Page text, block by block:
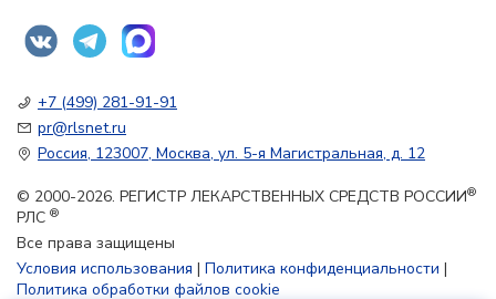
+7 (499) 281-91-91
pr@rlsnet.ru
Россия, 123007, Москва, ул. 5-я Магистральная, д. 12
© 2000-2026. РЕГИСТР ЛЕКАРСТВЕННЫХ СРЕДСТВ РОССИИ®
РЛС ®
Все права защищены
Условия использования | Политика конфиденциальности |
Политика обработки файлов cookie